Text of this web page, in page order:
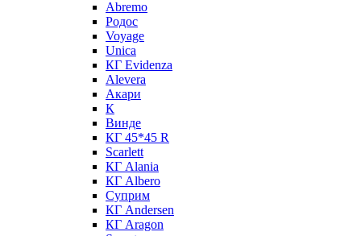
Abremo
Родос
Voyage
Unica
КГ Evidenza
Alevera
Акари
К
Винде
КГ 45*45 R
Scarlett
КГ Alania
КГ Albero
Суприм
КГ Andersen
КГ Aragon